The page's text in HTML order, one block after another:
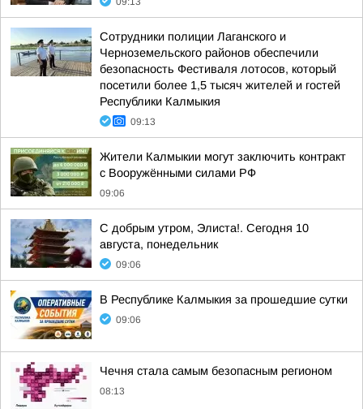
Сотрудники полиции Лаганского и
Черноземельского районов обеспечили
безопасность Фестиваля лотосов, который
посетили более 1,5 тысяч жителей и гостей
Республики Калмыкия
09:13
Жители Калмыкии могут заключить контракт
с Вооружёнными силами РФ
09:06
С добрым утром, Элиста!. Сегодня 10
августа, понедельник
09:06
В Республике Калмыкия за прошедшие сутки
09:06
Чечня стала самым безопасным регионом
08:13